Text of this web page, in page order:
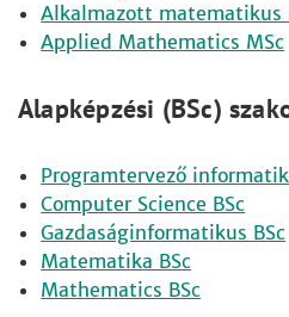
Alkalmazott matematikus
Applied Mathematics MSc
Alapképzési (BSc)
Programtervező
Computer Science BSc
Gazdaságinformatikus BSc
Matematika BSc
Mathematics BSc